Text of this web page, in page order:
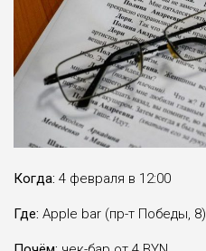
Когда: 4 февраля в 12:00
Где: Apple bar (пр-т Победы, 8)